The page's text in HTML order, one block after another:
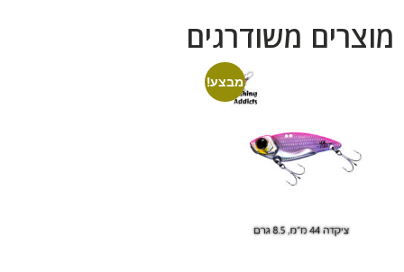
מוצרים משודרגים
מבצע!